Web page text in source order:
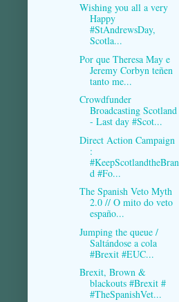
Wishing you all a very
Happy
#StAndrewsDay,
Scotla...
Por que Theresa May e
Jeremy Corbyn teñen
tanto me...
Crowdfunder
Broadcasting Scotland
- Last day #Scot...
Direct Action Campaign
:
#KeepScotlandtheBran
d #Fo...
The Spanish Veto Myth
2.0 // O mito do veto
españo...
Jumping the queue /
Saltándose a cola
#Brexit #EUC...
Brexit, Brown &
blackouts #Brexit #
#TheSpanishVet...